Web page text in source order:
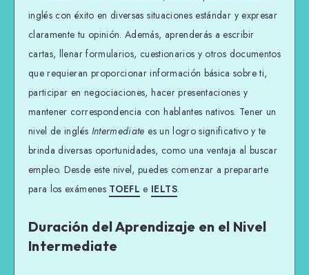
inglés con éxito en diversas situaciones estándar y expresar
claramente tu opinión. Además, aprenderás a escribir
cartas, llenar formularios, cuestionarios y otros documentos
que requieran proporcionar información básica sobre ti,
participar en negociaciones, hacer presentaciones y
mantener correspondencia con hablantes nativos. Tener un
nivel de inglés Intermediate es un logro significativo y te
brinda diversas oportunidades, como una ventaja al buscar
empleo. Desde este nivel, puedes comenzar a prepararte
para los exámenes TOEFL e IELTS.
Duración del Aprendizaje en el Nivel
Intermediate